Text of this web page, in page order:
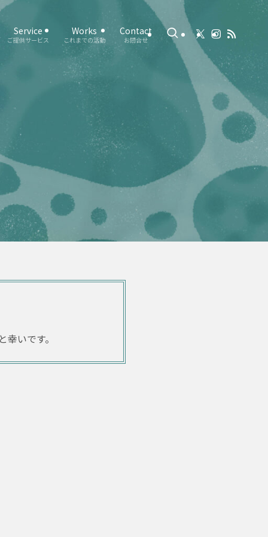
Service
ご提供サービス
Works
これまでの活動
Contact
お問合せ
いです。